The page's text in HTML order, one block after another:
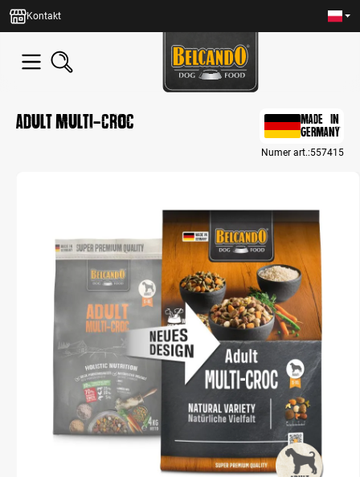
zawartości
Kontakt
Adult Multi-Croc
MADE IN
GERMANY
Numer art.:557415